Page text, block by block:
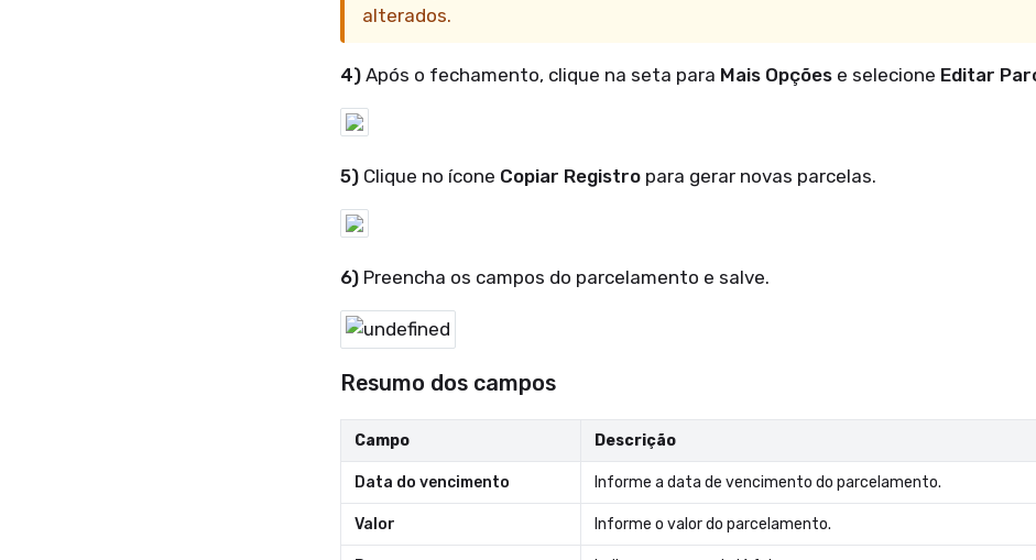
alterados.
4)Após o fechamento, clique na seta para Mais Opçõese selecione Editar
5)Clique no ícone Copiar Registro para gerar novas parcelas.
6)Preencha os campos do parcelamento e salve.
Resumo dos campos
Campo Descrição
Data do vencimento Informe a data de vencimento do parcelamento.
Valor Informe o valor do parcelamento.